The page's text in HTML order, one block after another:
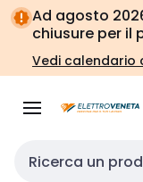
Vai alla
navigazione
Vai
alla
pagina
Ad agosto
chiusure per il
Vedi calendario
Cerca input